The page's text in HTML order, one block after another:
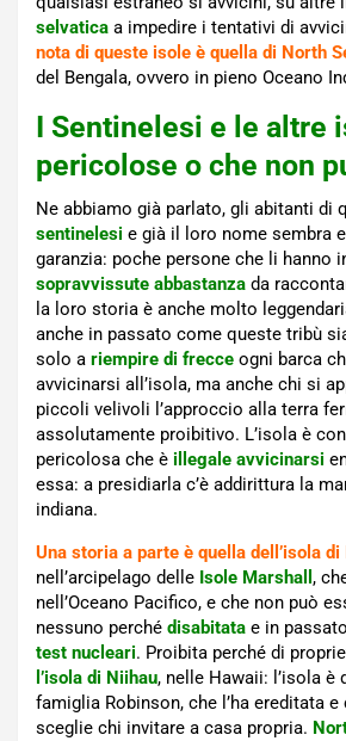
selvatica a impedire i tentativi di
nota di queste isole è quella di North
del Bengala, ovvero in pieno Oceano
I Sentinelesi e le altre
pericolose o che non
Ne abbiamo già parlato, gli abitanti di
sentinelesi e già il loro nome sembra
garanzia: poche persone che li hanno
sopravvissute abbastanza da
la loro storia è anche molto
anche in passato come queste tribù
solo a riempire di frecce ogni barca
avvicinarsi all’isola, ma anche chi si
piccoli velivoli l’approccio alla terra
assolutamente proibitivo. L’isola è
pericolosa che è illegale avvicinarsi
essa: a presidiarla c’è addirittura la
indiana.
Una storia a parte è quella dell’isola di
nell’arcipelago delle Isole Marshall ,
nell’Oceano Pacifico, e che non può
nessuno perché disabitata e in
test nucleari. Proibita perché di
l’isola di Niihau, nelle Hawaii: l’isola è
famiglia Robinson, che l’ha ereditata
sceglie chi invitare a casa propria.